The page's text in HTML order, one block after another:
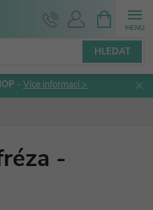
HLEDAT
NÁKUPNÍ
KOŠÍK
- Více informací >
-